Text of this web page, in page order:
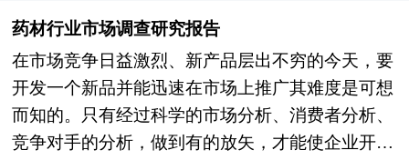
三年医药连锁产业发展规模与经济效益、预测
了“十四五”未来两年医药连锁行业投资环境；提出
了医药连锁“十四五”整体规划目标落实方向、产业
布局建议、区域规划建议等；最后，就医药连锁行
业“十四五”期间投资机遇、投资风险、投资策略进
详尽深入的分析，并根据止血药行业的政策经济发
展环境对止血药行业潜在的风险和防范建议进行分
析。 《2024年版止血药产业规划专项研究报告》
由中研产业规划院领衔制作，精英专家团队在上千
个重大项目积累了宝贵经验，为项目成功落地保驾
本报告由中研普华咨询公司领衔撰写，在大量周密
商务部、国家财政部、中国证券监督管理委员会、
中国风险投资协会、中国风险投资研究院、深圳创
业投资同业公会、北京创业投资协会、上海创业投
资行业协会、生物试剂行业相关协会、中国行业研
药材行业市场调查研究报告
在市场竞争日益激烈、新产品层出不穷的今天，要
开发一个新品并能迅速在市场上推广其难度是可想
而知的。只有经过科学的市场分析、消费者分析、
竞争对手的分析，做到有的放矢，才能使企业开发